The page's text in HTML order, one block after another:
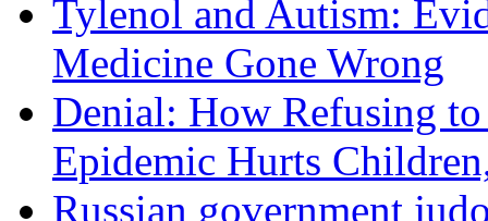
Tylenol and Autism:
Medicine Gone Wrong
Denial: How Refusing
Epidemic Hurts
Russian government